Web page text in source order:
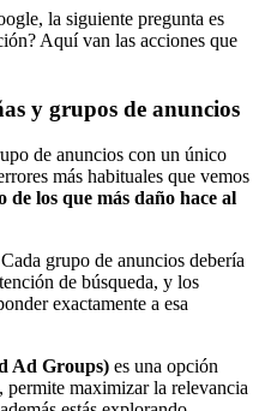
la siguiente pregunta es
Aquí van las acciones que
y grupos de anuncios
de anuncios con un único
más habituales que vemos
de los que más daño hace al
grupo de anuncios debería
de búsqueda, y los
exactamente a esa
Ad Groups) es una opción
permite maximizar la relevancia